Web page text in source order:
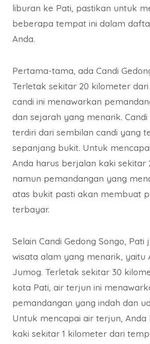
liburan ke Pati, pastikan untuk
beberapa tempat ini dalam
Anda.
Pertama-tama, ada Candi
Terletak sekitar 20 kilometer
candi ini menawarkan
dan sejarah yang menarik. Candi
terdiri dari sembilan candi yang
sepanjang bukit. Untuk
Anda harus berjalan kaki sekitar
namun pemandangan yang
atas bukit pasti akan membuat
terbayar.
Selain Candi Gedong Songo, Pati
wisata alam yang menarik, yaitu
Jumog. Terletak sekitar 30
kota Pati, air terjun ini
pemandangan yang indah dan
Untuk mencapai air terjun, Anda
kaki sekitar 1 kilometer dari